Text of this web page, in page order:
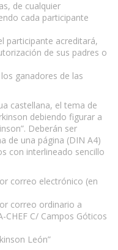
de cualquier
cada participante
participante acreditará,
de sus padres o
ganadores de las
castellana, el tema de
debiendo figurar a
Deberán ser
de una página (DIN A4)
con interlineado sencillo
correo electrónico (en
correo ordinario a
CHEF C/ Campos Góticos
León”